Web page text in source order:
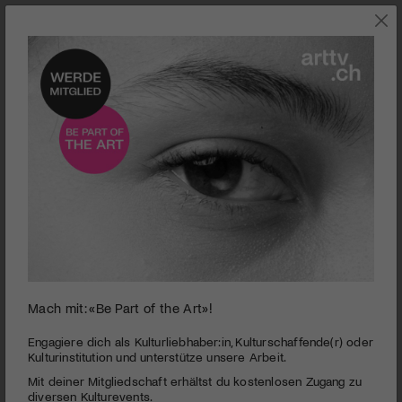
FREE-STREAMING
seconds
minutes,
40
Sans soleil
Aus der Filmauswahl des diesjährigen Ehrengastes Emmanuel
Mach mit: «Be Part of the Art»!
Engagiere dich als Kulturliebhaber:in, Kulturschaffende(r) oder
Kulturinstitution und unterstütze unsere Arbeit.
Mit deiner Mitgliedschaft erhältst du kostenlosen Zugang zu
diversen Kulturevents.